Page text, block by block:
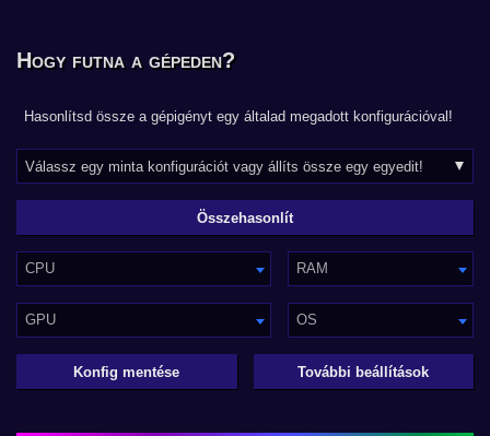
Hogy futna a gépeden?
Hasonlítsd össze a gépigényt egy általad megadott konfigurációval!
CPU RAM
GPU OS
Konfig mentése További beállítások